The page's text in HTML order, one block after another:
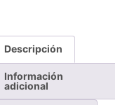
Descripción
Información
adicional